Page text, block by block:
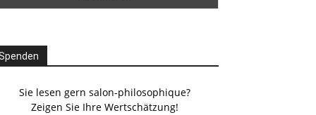
Sie lesen gern salon-philosophique?
Zeigen Sie Ihre Wertschätzung!